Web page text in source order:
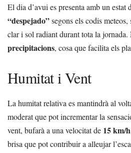
El dia d’avui es presenta amb un estat
“despejado”segons els codis
clar i sol radiant durant tota la
precipitacions, cosa que facilita els
Humitat i Vent
La humitat relativa es mantindrà al
moderat que pot incrementar la
vent, bufarà a una velocitat de 15 km/h
brisa que pot contribuir a alleujar